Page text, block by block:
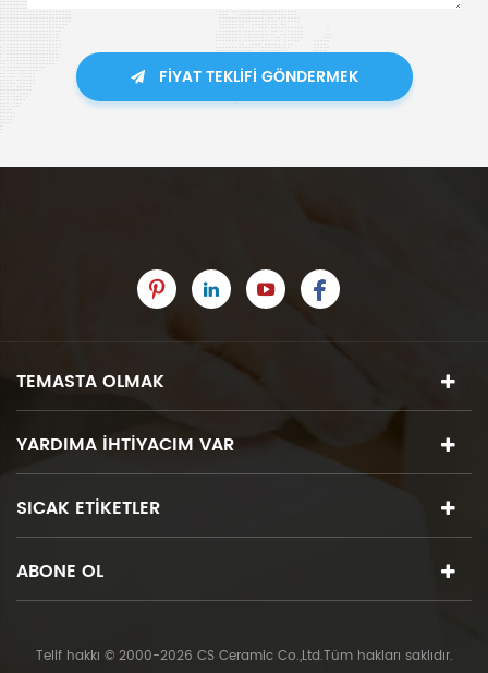
FIYAT TEKLIFI GÖNDERMEK
TEMASTA OLMAK
YARDIMA IHTIYACIM VAR
SICAK ETIKETLER
ABONE OL
Telif hakkı © 2000-2026 CS Ceramic Co.,Ltd.Tüm hakları saklıdır.